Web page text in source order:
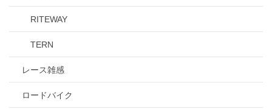
RITEWAY
TERN
レース雑感
ロードバイク